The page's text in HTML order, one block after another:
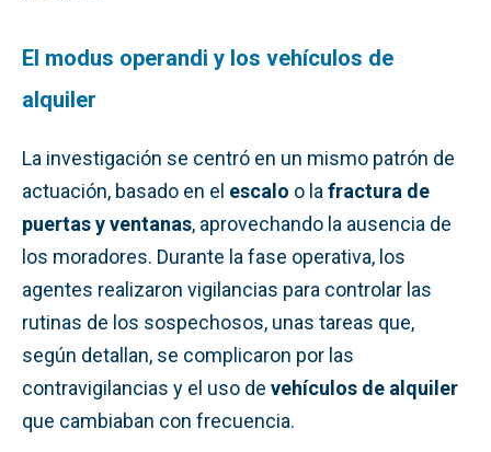
El modus operandi y los vehículos de
alquiler
La investigación se centró en un mismo patrón de
actuación, basado en el escalo o la fractura de
puertas y ventanas, aprovechando la ausencia de
los moradores. Durante la fase operativa, los
agentes realizaron vigilancias para controlar las
rutinas de los sospechosos, unas tareas que,
según detallan, se complicaron por las
contravigilancias y el uso de vehículos de alquiler
que cambiaban con frecuencia.